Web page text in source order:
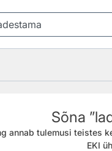
Sõna
annab tulemusi teistes
EKI